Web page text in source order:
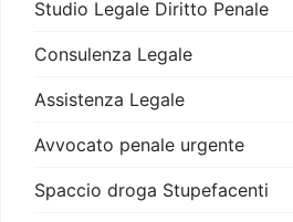
Studio Legale Diritto Penale
Consulenza Legale
Assistenza Legale
Avvocato penale urgente
Spaccio droga Stupefacenti